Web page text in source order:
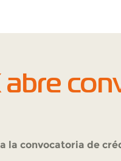
abre
la convocatoria de